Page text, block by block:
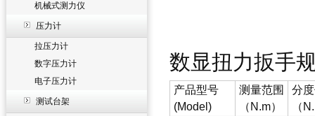
机械式测力仪
压力计
拉压力计
数字压力计
电子压力计
测试台架
数显扭力扳手
产品型号
(Model)
测量范围
（N.m）
分
（